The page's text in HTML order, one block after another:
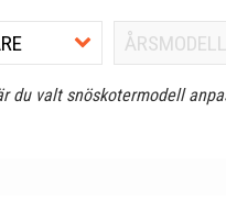
du valt snöskotermodell